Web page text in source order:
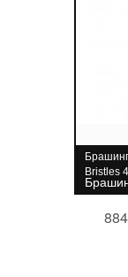
Bristles
884